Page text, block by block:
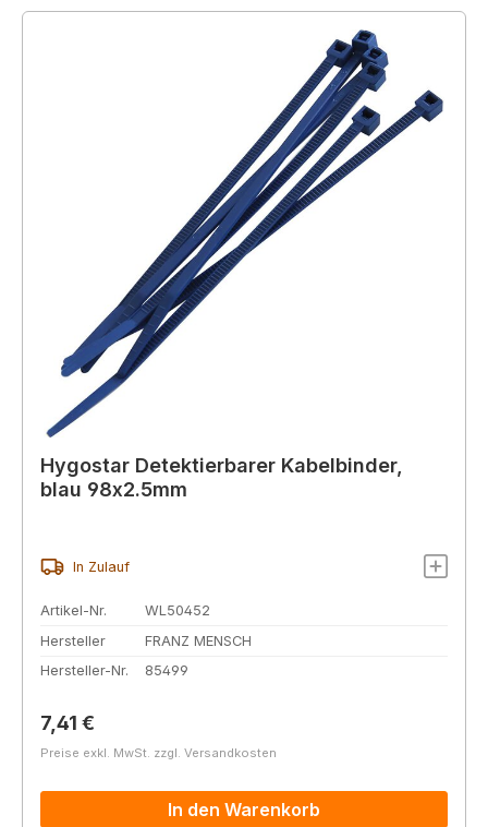
Hygostar Detektierbarer Kabelbinder,
blau 98x2.5mm
In Zulauf
Artikel-Nr.
WL50452
Hersteller
FRANZ MENSCH
Hersteller-Nr.
85499
Regulärer Preis:
7,41 €
Preise exkl. MwSt. zzgl. Versandkosten
In den Warenkorb